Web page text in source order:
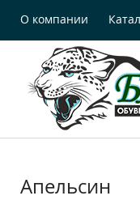
О компании
Апельсин